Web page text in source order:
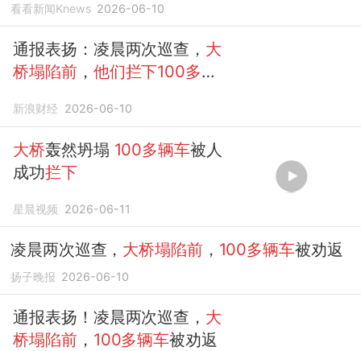
看看新闻Knews 2026-06-10
通报表扬：凌晨两次巡查， 大
桥塌陷前， 他们拦下100多辆
新浪财经 2026-06-10
大桥轰然坍塌 100多辆车被人
成功拦下
星晨视频 2026-06-11
凌晨两次巡查， 大桥塌陷前， 100多辆车被劝返
扬子晚报 2026-06-10
通报表扬！凌晨两次巡查， 大
桥塌陷前， 100多辆车被劝返